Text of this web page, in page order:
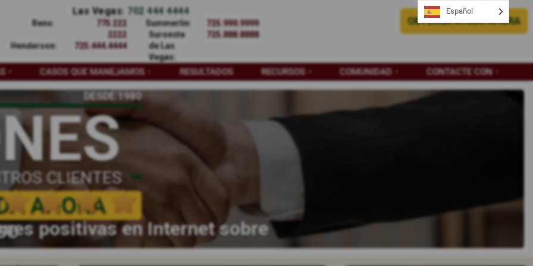
Las Vegas: 702 444 4444
Reno:
775 222
Henderson:
725.444.4444
Summerlin:
725.999.9999
Suroeste
de Las
Vegas:
725.888.8888
OBTENGA AYUDA AHORA
CASOS QUE MANEJAMOS RESULTADOS RECURSOS COMUNIDAD CONTACTE CON
DESDE 1980
CLIENTES
AHORA
positivas en Internet sobre
Español